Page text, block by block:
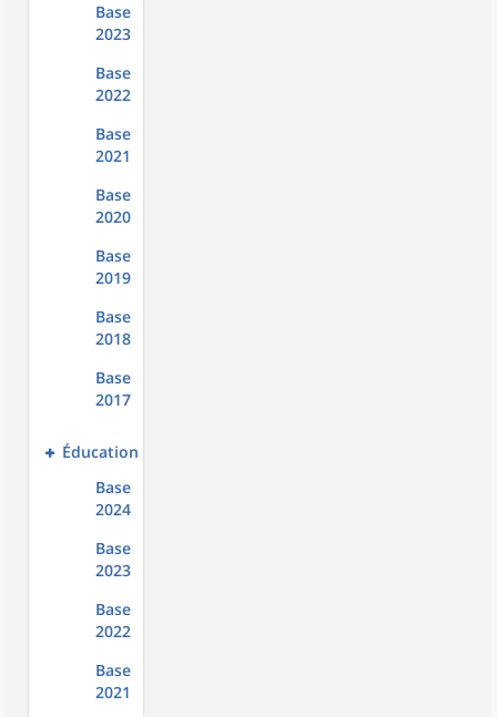
Base
2023
Base
2022
Base
2021
Base
2020
Base
2019
Base
2018
Base
2017
Éducation
Base
2024
Base
2023
Base
2022
Base
2021